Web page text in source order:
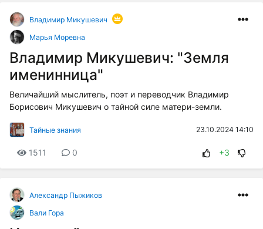
Владимир Микушевич
Марья Моревна
Владимир Микушевич: "Земля
именинница"
Величайший мыслитель, поэт и переводчик Владимир
Борисович Микушевич о тайной силе матери-земли.
Тайные знания 23.10.2024 14:10
1511 0 +3
Александр Пыжиков
Вали Гора